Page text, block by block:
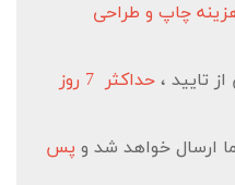
چاپ و طراحی
تایید ،
حداکثر 7 روز
ارسال خواهد شد و پس